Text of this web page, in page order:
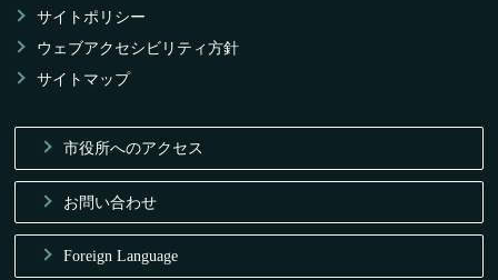
サイトポリシー
ウェブアクセシビリティ方針
サイトマップ
市役所へのアクセス
お問い合わせ
Foreign Language